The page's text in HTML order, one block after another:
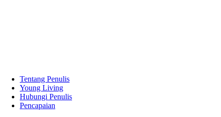
Tentang Penulis
Young Living
Hubungi Penulis
Pencapaian